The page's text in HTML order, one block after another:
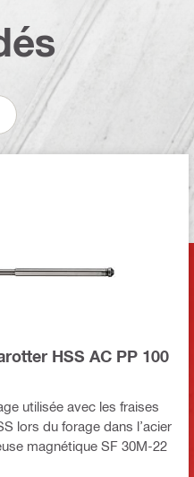
HSS AC PP 100
utilisée avec les fraises
lors du forage dans l’acier
magnétique SF 30M-22